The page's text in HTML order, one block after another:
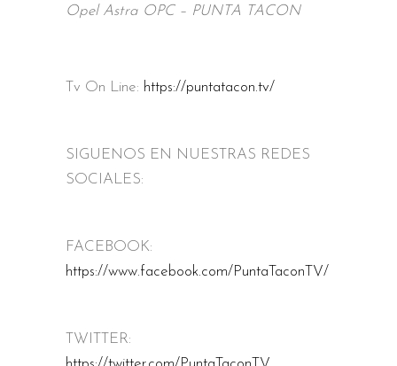
Opel Astra OPC – PUNTA TACON
Tv On Line: https://puntatacon.tv/
SIGUENOS EN NUESTRAS REDES
SOCIALES:
FACEBOOK:
https://www.facebook.com/PuntaTaconTV/
TWITTER: